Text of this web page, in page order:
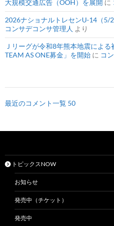
大規模交通広告（OOH）を展開 に
2026ナショナルトレセンU-14（5/
コンサデコンサ管理人 より
Ｊリーグが令和8年熊本地震によ
TEAM AS ONE募金」を開始 に コ
最近のコメント一覧 50
トピックスNOW
お知らせ
発売中（チケット）
発売中